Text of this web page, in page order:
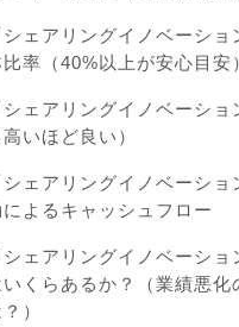
シェアリングイノベーシ
率（40%以上が安心目安
シェアリングイノベーシ
高いほど良い）
シェアリングイノベーシ
によるキャッシュフロー
シェアリングイノベーシ
いくらあるか？（業績悪化
？）